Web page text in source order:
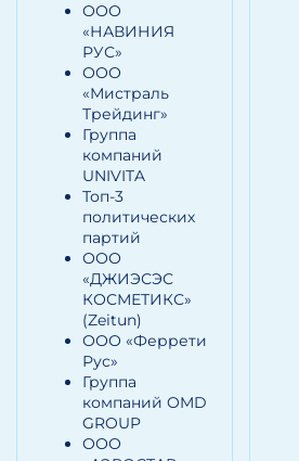
ООО
«НАВИНИЯ
РУС»
ООО
«Мистраль
Трейдинг»
Группа
компаний
UNIVITA
Топ-3
политических
партий
ООО
«ДЖИЭСЭС
КОСМЕТИКС»
(Zeitun)
ООО «Феррети
Рус»
Группа
компаний OMD
GROUP
ООО